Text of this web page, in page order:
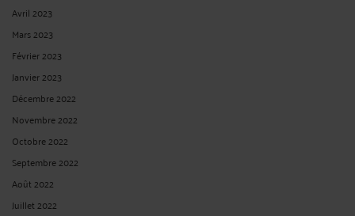
Avril 2023
Mars 2023
Février 2023
Janvier 2023
Décembre 2022
Novembre 2022
Octobre 2022
Septembre 2022
Août 2022
Juillet 2022